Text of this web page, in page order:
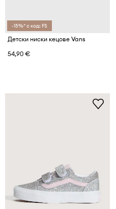
-15%* с код: FS
Детски ниски кецове Vans
54,90 €